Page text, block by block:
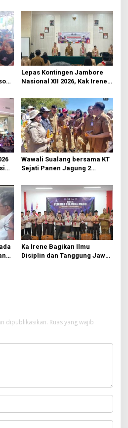
Lepas Kontingen Jambore
Nasional XII 2026, Kak Irene:
Kesehatan
Wawali Sualang bersama KT
Sejati Panen Jagung 2
Ka Irene Bagikan Ilmu
Disiplin dan Tanggung Jawab
dipublikasikan. Ruas yang wajib